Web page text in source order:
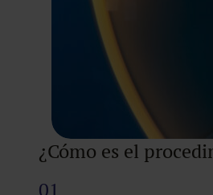
¿Cómo es el